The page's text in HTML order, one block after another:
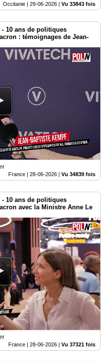
Occitanie | 29-06-2026 | Vu 33843 fois
- 10 ans de politiques
: témoignages de Jean-
France | 28-06-2026 | Vu 34839 fois
- 10 ans de politiques
avec la Ministre Anne Le
France | 28-06-2026 Vu 37321 fois